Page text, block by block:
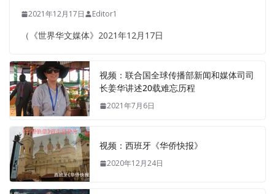
2021年12月17日 Editor1
（《世界华文媒体》2021年12月17日
视频：联合国全球传播部新闻和媒体司司
长姜华讲述20载难忘历程
2021年7月6日
视频：西班牙《华侨快报》
2020年12月24日